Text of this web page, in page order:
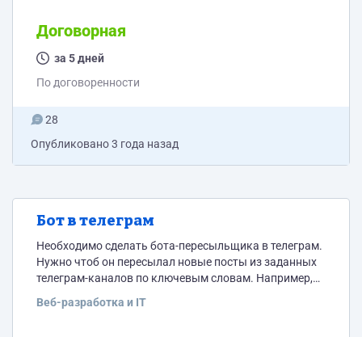
Договорная
за 5 дней
По договоренности
28
Опубликовано3 года назад
Бот в телеграм
Необходимо сделать бота-пересыльщика в телеграм.
Нужно чтоб он пересылал новые посты из заданных
телеграм-каналов по ключевым словам. Например,
группах выходит пост с этим словом = бот сразу
Веб-разработка и IT